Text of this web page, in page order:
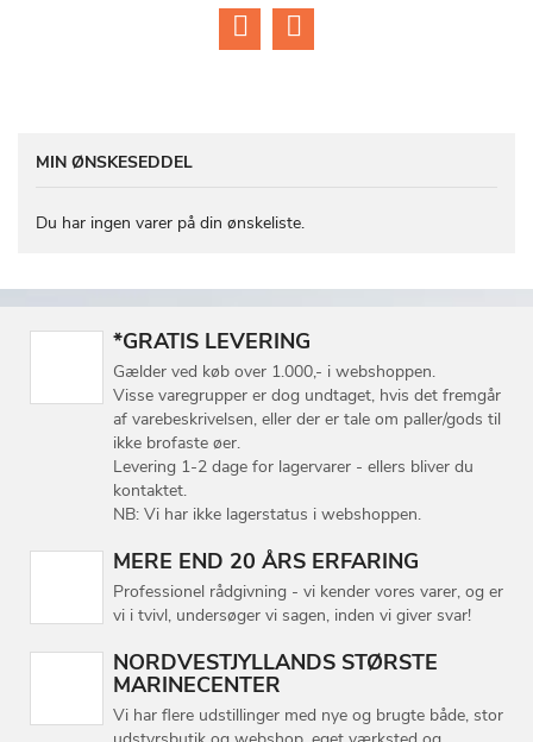
MIN ØNSKESEDDEL
Du har ingen varer på din ønskeliste.
*GRATIS LEVERING
Gælder ved køb over 1.000,- i webshoppen.
Visse varegrupper er dog undtaget, hvis det fremgår
af varebeskrivelsen, eller der er tale om paller/gods til
ikke brofaste øer.
Levering 1-2 dage for lagervarer - ellers bliver du
kontaktet.
NB: Vi har ikke lagerstatus i webshoppen.
MERE END 20 ÅRS ERFARING
Professionel rådgivning - vi kender vores varer, og er
vi i tvivl, undersøger vi sagen, inden vi giver svar!
NORDVESTJYLLANDS STØRSTE
MARINECENTER
Vi har flere udstillinger med nye og brugte både, stor